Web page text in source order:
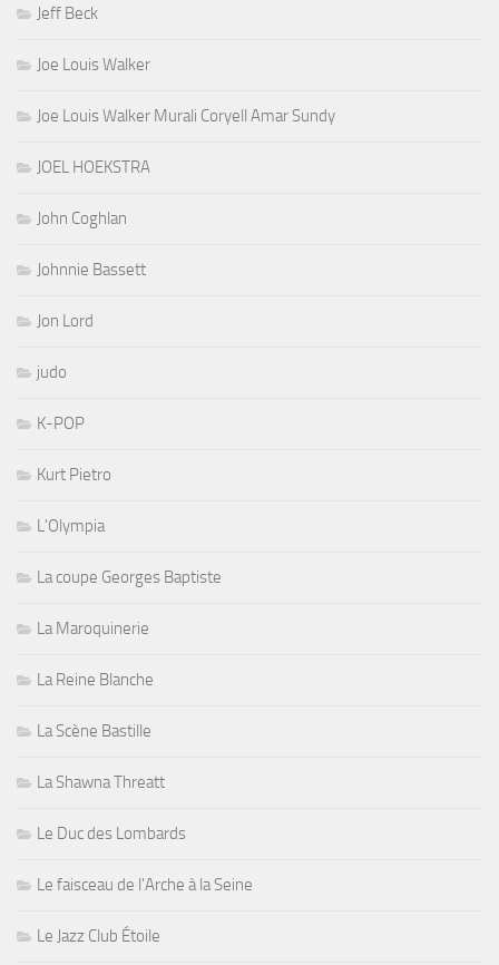
Jeff Beck
Joe Louis Walker
Joe Louis Walker Murali Coryell Amar Sundy
JOEL HOEKSTRA
John Coghlan
Johnnie Bassett
Jon Lord
judo
K-POP
Kurt Pietro
L'Olympia
La coupe Georges Baptiste
La Maroquinerie
La Reine Blanche
La Scène Bastille
La Shawna Threatt
Le Duc des Lombards
Le faisceau de l'Arche à la Seine
Le Jazz Club Étoile